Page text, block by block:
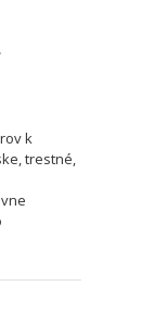
k
trestné,